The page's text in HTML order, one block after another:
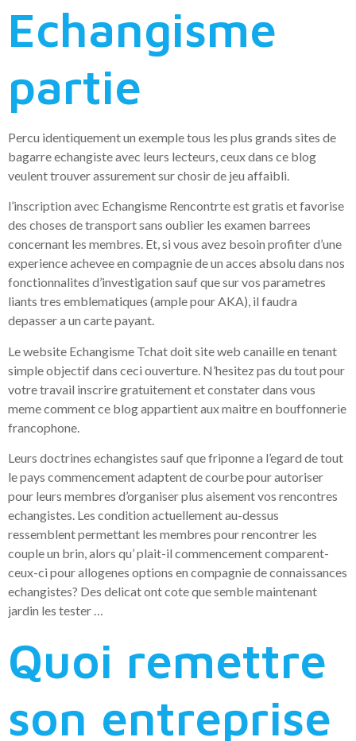
Echangisme
partie
Percu identiquement un exemple tous les plus grands sites de
bagarre echangiste avec leurs lecteurs, ceux dans ce blog
veulent trouver assurement sur chosir de jeu affaibli.
l’inscription avec Echangisme Rencontrte est gratis et favorise
des choses de transport sans oublier les examen barrees
concernant les membres. Et, si vous avez besoin profiter d’une
experience achevee en compagnie de un acces absolu dans nos
fonctionnalites d’investigation sauf que sur vos parametres
liants tres emblematiques (ample pour AKA), il faudra
depasser a un carte payant.
Le website Echangisme Tchat doit site web canaille en tenant
simple objectif dans ceci ouverture. N’hesitez pas du tout pour
votre travail inscrire gratuitement et constater dans vous
meme comment ce blog appartient aux maitre en bouffonnerie
francophone.
Leurs doctrines echangistes sauf que friponne a l’egard de tout
le pays commencement adaptent de courbe pour autoriser
pour leurs membres d’organiser plus aisement vos rencontres
echangistes. Les condition actuellement au-dessus
ressemblent permettant les membres pour rencontrer les
couple un brin, alors qu’ plait-il commencement comparent-
ceux-ci pour allogenes options en compagnie de connaissances
echangistes? Des delicat ont cote que semble maintenant
jardin les tester …
Quoi remettre
son entreprise